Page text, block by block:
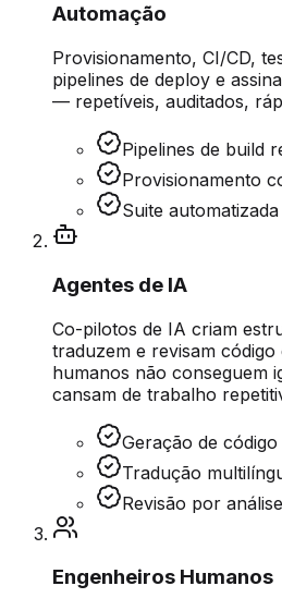
Automação
Provisionamento, CI/CD,
pipelines de deploy e
— repetíveis, auditados,
Pipelines de build
Provisionamento
Suite
Agentes de IA
Co-pilotos de IA criam
traduzem e revisam
humanos não conseguem
cansam de trabalho
Geração de
Tradução
Revisão por
Engenheiros Humanos